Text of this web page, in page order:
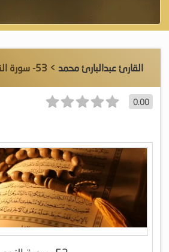
القارئ عبدالبارئ محمد > 53- سورة النجم
0.00